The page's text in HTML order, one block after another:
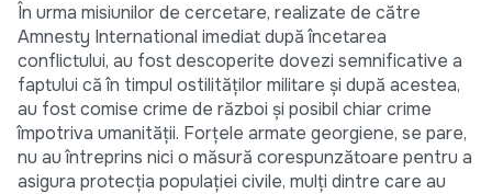
În urma misiunilor de cercetare, realizate de către
Amnesty International imediat după încetarea
conflictului, au fost descoperite dovezi semnificative a
faptului că în timpul ostilităţilor militare şi după acestea,
au fost comise crime de război şi posibil chiar crime
împotriva umanităţii. Forţele armate georgiene, se pare,
nu au întreprins nici o măsură corespunzătoare pentru a
asigura protecţia populaţiei civile, mulţi dintre care au